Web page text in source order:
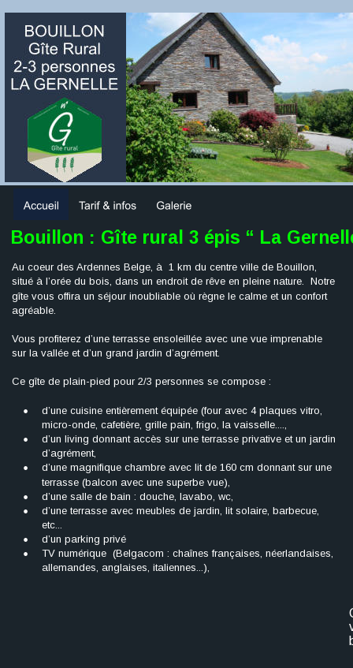
Au coeur des Ardennes Belge, à  1 km du centre ville de Bouillon,
situé à l’orée du bois, dans un endroit de rêve en pleine nature.  Notre
gîte vous offira un séjour inoubliable où règne le calme et un confort
agréable.
Vous profiterez d’une terrasse ensoleillée avec une vue imprenable
sur la vallée et d’un grand jardin d’agrément.
Ce gîte de plain-pied pour 2/3 personnes se compose :
•
d’une cuisine entièrement équipée (four avec 4 plaques vitro,
micro-onde, cafetière, grille pain, frigo, la vaisselle....,
•
d’un living donnant accès sur une terrasse privative et un jardin
d’agrément,
•
d’une magnifique chambre avec lit de 160 cm donnant sur une
terrasse (balcon avec une superbe vue),
• d’une salle de bain : douche, lavabo, wc,
•
d’une terrasse avec meubles de jardin, lit solaire, barbecue,
etc...
• d’un parking privé
•
TV numérique  (Belgacom : chaînes françaises, néerlandaises,
allemandes, anglaises, italiennes...),
Bouillon : Gîte rural 3 épis “ La